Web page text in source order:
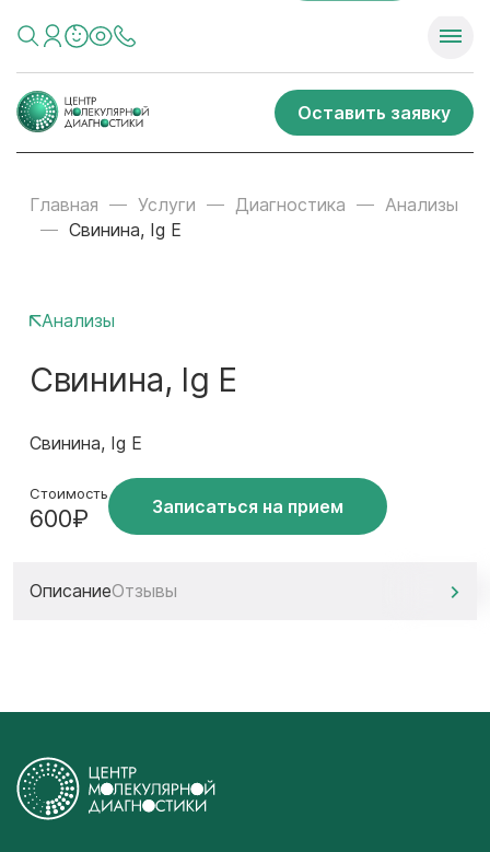
Оставить заявку
Главная Услуги Диагностика
Анализы
Свинина, Ig E
Анализы
Свинина, Ig E
Свинина, Ig E
Стоимость
600₽ Записаться на прием
ОписаниеОтзывы